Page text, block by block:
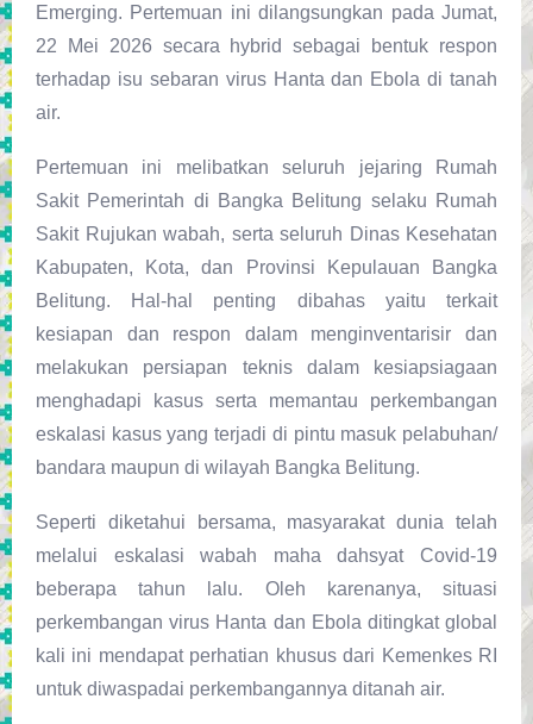
Emerging. Pertemuan ini dilangsungkan pada Jumat,
22 Mei 2026 secara hybrid sebagai bentuk respon
terhadap isu sebaran virus Hanta dan Ebola di tanah
air.
Pertemuan ini melibatkan seluruh jejaring Rumah
Sakit Pemerintah di Bangka Belitung selaku Rumah
Sakit Rujukan wabah, serta seluruh Dinas Kesehatan
Kabupaten, Kota, dan Provinsi Kepulauan Bangka
Belitung. Hal-hal penting dibahas yaitu terkait
kesiapan dan respon dalam menginventarisir dan
melakukan persiapan teknis dalam kesiapsiagaan
menghadapi kasus serta memantau perkembangan
eskalasi kasus yang terjadi di pintu masuk pelabuhan/
bandara maupun di wilayah Bangka Belitung.
Seperti diketahui bersama, masyarakat dunia telah
melalui eskalasi wabah maha dahsyat Covid-19
beberapa tahun lalu. Oleh karenanya, situasi
perkembangan virus Hanta dan Ebola ditingkat global
kali ini mendapat perhatian khusus dari Kemenkes RI
untuk diwaspadai perkembangannya ditanah air.